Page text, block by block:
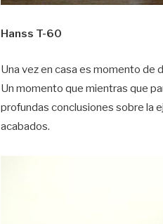
Hanss T-60
Una vez en casa es momento de
Un momento que mientras que
profundas conclusiones sobre la
acabados.